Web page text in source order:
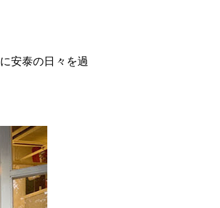
安泰の日々を過